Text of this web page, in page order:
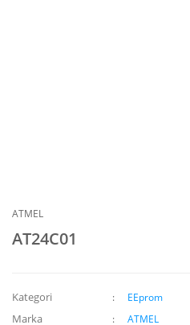
ATMEL
AT24C01
Kategori EEprom
Marka ATMEL